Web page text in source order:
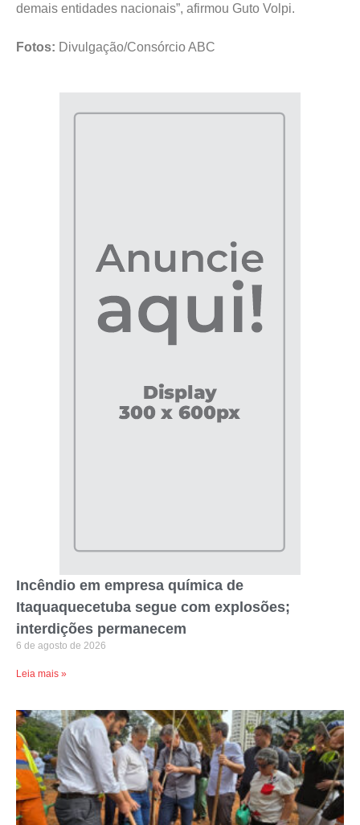
demais entidades nacionais”, afirmou Guto Volpi.
Fotos: Divulgação/Consórcio ABC
Incêndio em empresa química de
Itaquaquecetuba segue com explosões;
interdições permanecem
6 de agosto de 2026
Leia mais »